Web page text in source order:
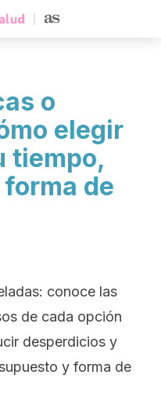
o
elegir
tiempo,
de
conoce las
de cada opción
desperdicios y
y forma de